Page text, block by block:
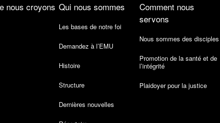
nous croyons Qui nous sommes
Les bases de notre foi
Demandez à l’EMU
Histoire
Structure
Dernières nouvelles
Comment nous
servons
Nous sommes des disciples
Promotion de la santé et de
l’intégrité
Plaidoyer pour la justice